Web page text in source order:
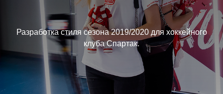
Разработка стиля сезона 2019/2020 для хоккейного
клуба Спартак.